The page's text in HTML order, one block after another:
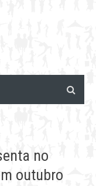
no
outubro